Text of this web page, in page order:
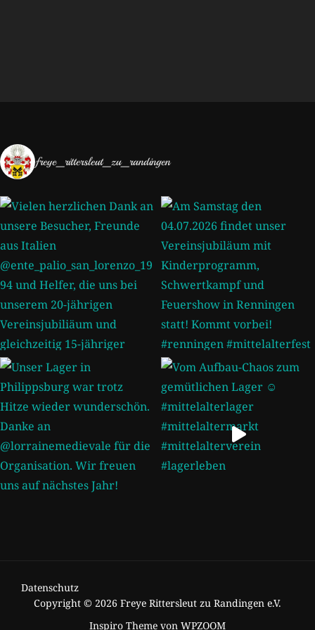
freye_rittersleut_zu_randingen
Datenschutz
Copyright © 2026 Freye Rittersleut zu Randingen e.V.
Inspiro Theme von WPZOOM